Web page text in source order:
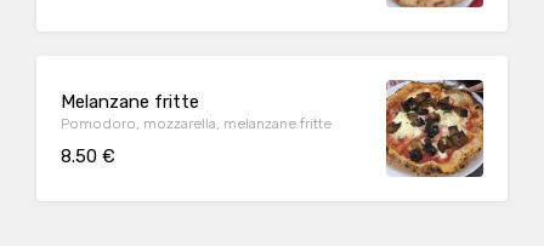
Melanzane fritte
Pomodoro, mozzarella, melanzane fritte
8.50 €